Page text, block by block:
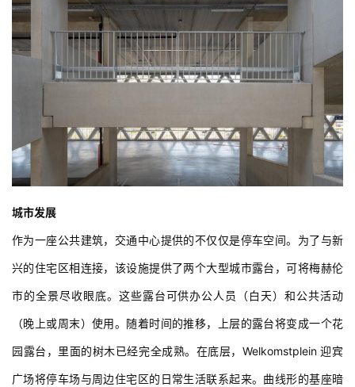
城市发展
作为一座公共建筑，交通中心提供的不仅仅是停车空间。为了与新
兴的住宅区相连接，该设施提供了两个大型城市露台，可将梅赫伦
市的全景尽收眼底。这些露台可供办公人员（白天）和公共活动
（晚上或周末）使用。随着时间的推移，上层的露台将变成一个花
园露台，里面的树木已经完全成熟。在底层，Welkomstplein 迎宾
广场将停车场与周边住宅区的日常生活联系起来。曲线形的基座暗